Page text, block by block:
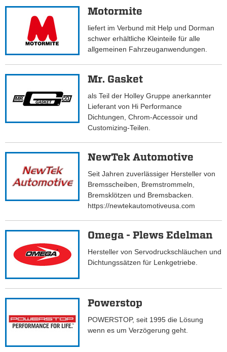
Motormite
liefert im Verbund mit Help und Dorman
schwer erhältliche Kleinteile für alle
allgemeinen Fahrzeuganwendungen.
Mr. Gasket
als Teil der Holley Gruppe anerkannter
Lieferant von Hi Performance
Dichtungen, Chrom-Accessoir und
Customizing-Teilen.
NewTek Automotive
Seit Jahren zuverlässiger Hersteller von
Bremsscheiben, Bremstrommeln,
Bremsklötzen und Bremsbacken.
https://newtekautomotiveusa.com
Omega - Plews Edelman
Hersteller von Servodruckschläuchen und
Dichtungssätzen für Lenkgetriebe.
Powerstop
POWERSTOP, seit 1995 die Lösung
wenn es um Verzögerung geht.